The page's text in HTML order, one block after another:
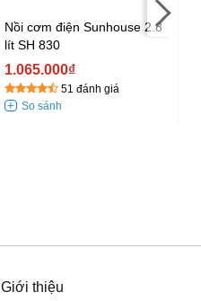
Nồi cơm điện Sunhouse 2.8
lít SH 830
1.065.000₫
51 đánh giá
Giới thiệu